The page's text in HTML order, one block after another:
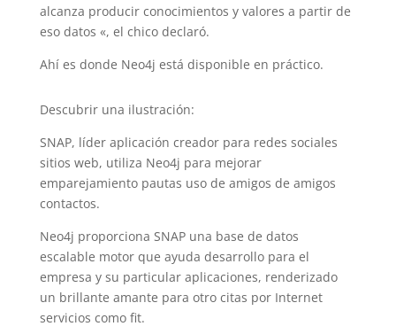
alcanza producir conocimientos y valores a partir de
eso datos «, el chico declaró.
Ahí es donde Neo4j está disponible en práctico.
Descubrir una ilustración:
SNAP, líder aplicación creador para redes sociales
sitios web, utiliza Neo4j para mejorar
emparejamiento pautas uso de amigos de amigos
contactos.
Neo4j proporciona SNAP una base de datos
escalable motor que ayuda desarrollo para el
empresa y su particular aplicaciones, renderizado
un brillante amante para otro citas por Internet
servicios como fit.